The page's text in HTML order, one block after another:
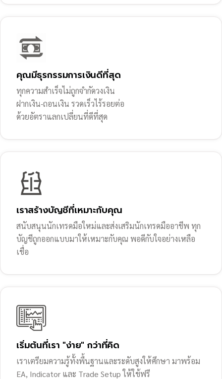
คุณมีธุรกรรมการเงินดีที่สุด
ทุกความสำเร็จไม่ถูกจำกัดวงเงิน
ฝากเงิน-ถอนเงิน รวดเร็วไร้รอยต่อ
ด้วยอัตราแลกเปลี่ยนที่ดีที่สุด
เราสร้างบัญชีที่เหมาะกับคุณ
สนับสนุนนักเทรดมือใหม่และส่งเสริมนักเทรดมืออาชีพ ทุก
บัญชีถูกออกแบบมาให้เหมาะกับคุณ พอดีกับใจอย่างเหลือ
เชื่อ
เริ่มต้นที่เรา "ง่าย" กว่าที่คิด
เราเตรียมความรู้ทั้งพื้นฐานและระดับสูงให้ศึกษา มาพร้อม
EA, Indicator และ Trade Setup ให้ใช้ฟรี